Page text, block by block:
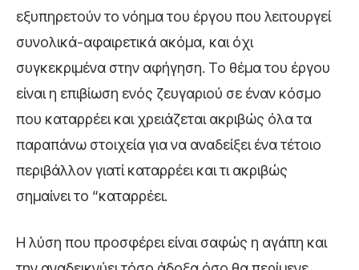
εξυπηρετούν το νόημα του έργου που λειτουργεί
συνολικά-αφαιρετικά ακόμα, και όχι
συγκεκριμένα στην αφήγηση. Το θέμα του έργου
είναι η επιβίωση ενός ζευγαριού σε έναν κόσμο
που καταρρέει και χρειάζεται ακριβώς όλα τα
παραπάνω στοιχεία για να αναδείξει ένα τέτοιο
περιβάλλον γιατί καταρρέει και τι ακριβώς
σημαίνει το “καταρρέει.
Η λύση που προσφέρει είναι σαφώς η αγάπη και